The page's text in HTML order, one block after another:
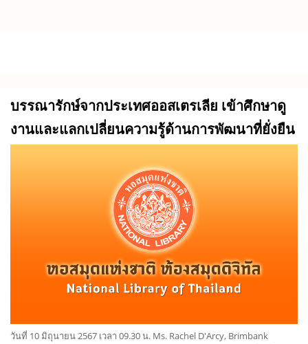
บรรณารักษ์จากประเทศออสเตรเลีย เข้าศึกษาดู
งานและแลกเปลี่ยนความรู้ด้านการพัฒนาที่ยั่งยืน
วันที่ 10 มิถุนายน 2567 เวลา 09.30 น. Ms. Rachel D'Arcy, Brimbank